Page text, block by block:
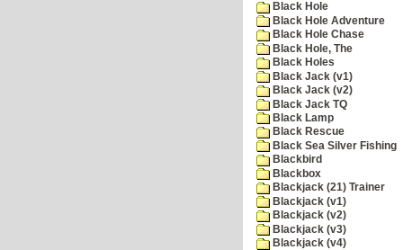
Black Hole
Black Hole Adventure
Black Hole Chase
Black Hole, The
Black Holes
Black Jack (v1)
Black Jack (v2)
Black Jack TQ
Black Lamp
Black Rescue
Black Sea Silver Fishing
Blackbird
Blackbox
Blackjack (21) Trainer
Blackjack (v1)
Blackjack (v2)
Blackjack (v3)
Blackjack (v4)